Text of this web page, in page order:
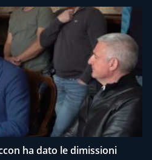
ha dato le dimissioni